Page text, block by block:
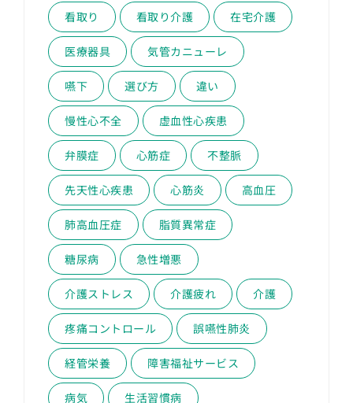
看取り 看取り介護 在宅介護
医療器具 気管カニューレ
嚥下 選び方 違い
慢性心不全 虚血性心疾患
弁膜症 心筋症 不整脈
先天性心疾患 心筋炎 高血圧
肺高血圧症 脂質異常症
糖尿病 急性増悪
介護ストレス 介護疲れ 介護
疼痛コントロール 誤嚥性肺炎
経管栄養 障害福祉サービス
病気 生活習慣病